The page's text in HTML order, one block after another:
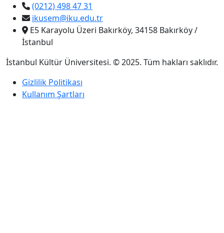
(0212) 498 47 31
ikusem@iku.edu.tr
E5 Karayolu Üzeri Bakırköy, 34158 Bakırköy /
İstanbul
İstanbul Kültür Üniversitesi. © 2025. Tüm hakları saklıdır.
Gizlilik Politikası
Kullanım Şartları